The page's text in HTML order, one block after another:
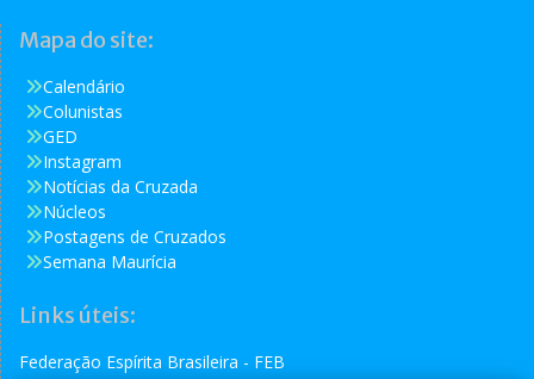
Mapa do site:
Calendário
Colunistas
GED
Instagram
Notícias da Cruzada
Núcleos
Postagens de Cruzados
Semana Maurícia
Links úteis:
Federação Espírita Brasileira - FEB